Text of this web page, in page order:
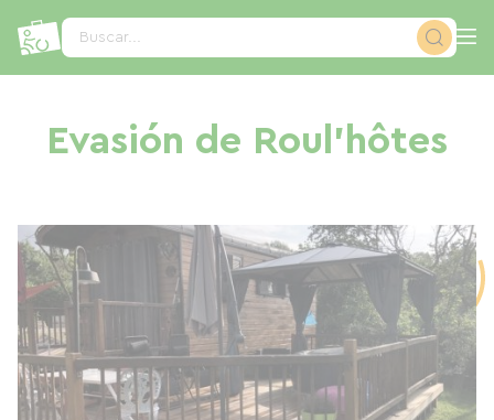
Buscar...
Evasión de Roul'hôtes
Panel de gestión de cookies